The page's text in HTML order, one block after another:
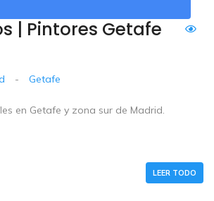
| Pintores Getafe
- Getafe
en Getafe y zona sur de Madrid.
LEER TODO